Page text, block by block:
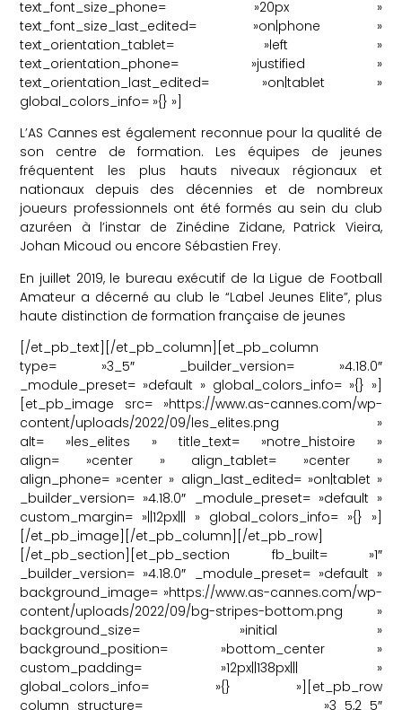
text_font_size_phone= »20px »
text_font_size_last_edited= »on|phone »
text_orientation_tablet= »left »
text_orientation_phone= »justified »
text_orientation_last_edited= »on|tablet »
global_colors_info= »{} »]
L’AS Cannes est également reconnue pour la qualité de
son centre de formation. Les équipes de jeunes
fréquentent les plus hauts niveaux régionaux et
nationaux depuis des décennies et de nombreux
joueurs professionnels ont été formés au sein du club
azuréen à l’instar de Zinédine Zidane, Patrick Vieira,
Johan Micoud ou encore Sébastien Frey.
En juillet 2019, le bureau exécutif de la Ligue de Football
Amateur a décerné au club le “Label Jeunes Elite”, plus
haute distinction de formation française de jeunes
[/et_pb_text][/et_pb_column][et_pb_column
type= »3_5″ _builder_version= »4.18.0″
_module_preset= »default » global_colors_info= »{} »]
[et_pb_image src= »https://www.as-cannes.com/wp-
content/uploads/2022/09/les_elites.png »
alt= »les_elites » title_text= »notre_histoire »
align= »center » align_tablet= »center »
align_phone= »center » align_last_edited= »on|tablet »
_builder_version= »4.18.0″ _module_preset= »default »
custom_margin= »||12px||| » global_colors_info= »{} »]
[/et_pb_image][/et_pb_column][/et_pb_row]
[/et_pb_section][et_pb_section fb_built= »1″
_builder_version= »4.18.0″ _module_preset= »default »
background_image= »https://www.as-cannes.com/wp-
content/uploads/2022/09/bg-stripes-bottom.png »
background_size= »initial »
background_position= »bottom_center »
custom_padding= »12px||138px||| »
global_colors_info= »{} »][et_pb_row
column_structure= »3_5,2_5″